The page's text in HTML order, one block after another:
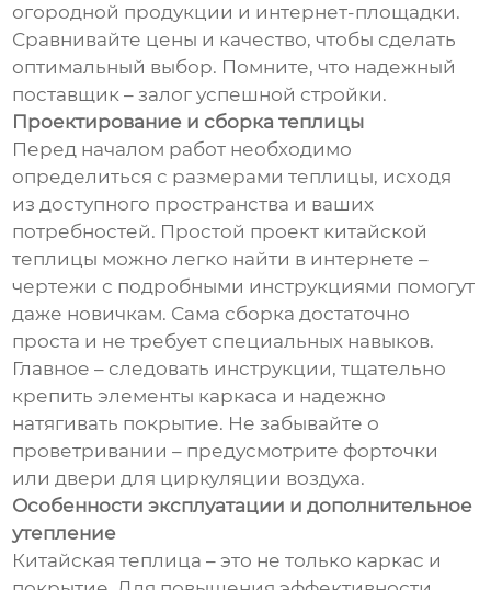
огородной продукции и интернет-площадки.
Сравнивайте цены и качество, чтобы сделать
оптимальный выбор. Помните, что надежный
поставщик – залог успешной стройки.
Проектирование и сборка теплицы
Перед началом работ необходимо
определиться с размерами теплицы, исходя
из доступного пространства и ваших
потребностей. Простой проект китайской
теплицы можно легко найти в интернете –
чертежи с подробными инструкциями помогут
даже новичкам. Сама сборка достаточно
проста и не требует специальных навыков.
Главное – следовать инструкции, тщательно
крепить элементы каркаса и надежно
натягивать покрытие. Не забывайте о
проветривании – предусмотрите форточки
или двери для циркуляции воздуха.
Особенности эксплуатации и дополнительное
утепление
Китайская теплица – это не только каркас и